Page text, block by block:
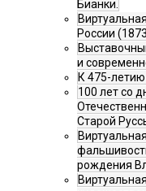
Бианки.
России
и
К 475-
100 лет со
Старой
рождения